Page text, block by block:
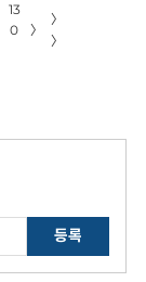
13
0
〉
〉
〉
등록